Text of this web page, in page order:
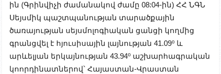
ին (Գրինվիչի ժամանակով ժամը 08:04-ին) ՀՀ ՆԳՆ
Սեյսմիկ պաշտպանության տարածքային
ծառայության սեյսմոլոգիական ցանցի կողմից
գրանցվել է հյուսիսային լայնության 41.09⁰ և
արևելյան երկայնության 43.94⁰ աշխարհագրական
կոորդինատներով՝ Հայաստան-Վրաստան